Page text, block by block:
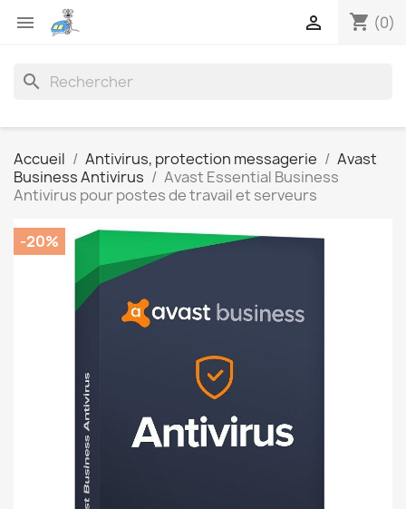
 shopping_cart (0)

search
Accueil Antivirus, protection messagerie
Avast
Business Antivirus
Avast Essential Business
Antivirus pour postes de travail et serveurs
-20%